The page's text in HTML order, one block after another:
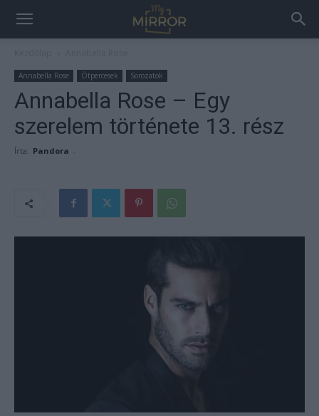
Annabella Rose Ötpercesek Sorozatok
Annabella Rose – Egy
szerelem története 13. rész
Írta: Pandora -